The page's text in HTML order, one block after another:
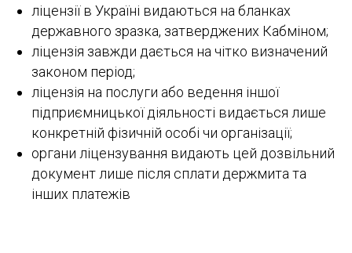
ліцензії в Україні видаються на бланках
державного зразка, затверджених Кабміном;
ліцензія завжди дається на чітко визначений
законом період;
ліцензія на послуги або ведення іншої
підприємницької діяльності видається лише
конкретній фізичній особі чи організації;
органи ліцензування видають цей дозвільний
документ лише після сплати держмита та
інших платежів